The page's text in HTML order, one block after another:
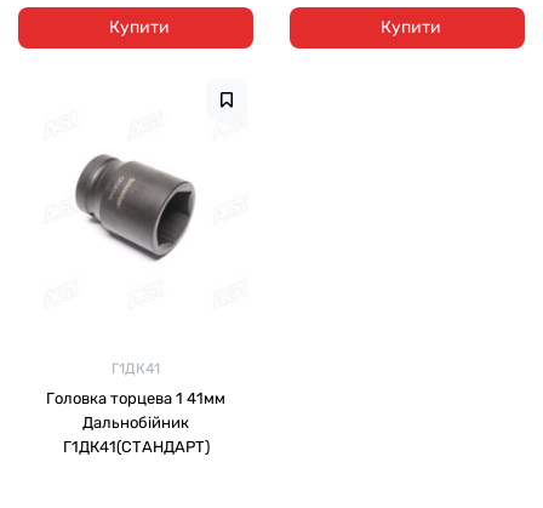
Купити Купити
Г1ДК41
Головка торцева 1 41мм
Дальнобійник
Г1ДК41(СТАНДАРТ)